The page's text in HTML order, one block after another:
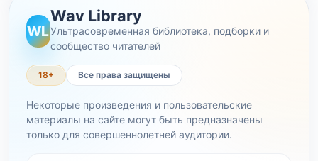
WL
Wav Library
Ультрасовременная библиотека, подборки и
сообщество читателей
18+ Все права защищены
Некоторые произведения и пользовательские
материалы на сайте могут быть предназначены
только для совершеннолетней аудитории.